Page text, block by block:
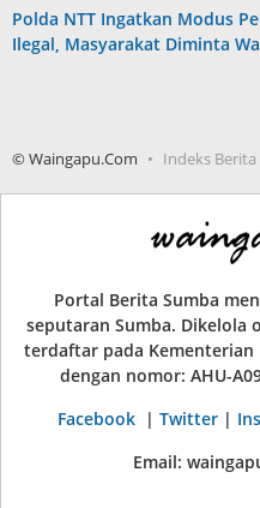
Polda NTT Ingatkan Modus
Ilegal, Masyarakat Diminta
© Waingapu.Com Indeks Berita
Portal Berita Sumba
seputaran Sumba. Dikelola
terdaftar pada Kementerian
dengan nomor: AHU-
Facebook | Twitter |
Email: